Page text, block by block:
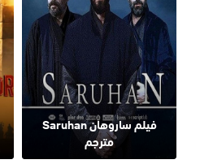
فيلم ساروهان Saruhan
مترجم